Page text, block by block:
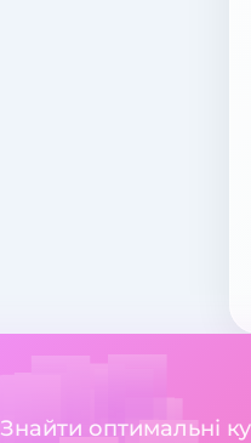
Знайти оптимальні